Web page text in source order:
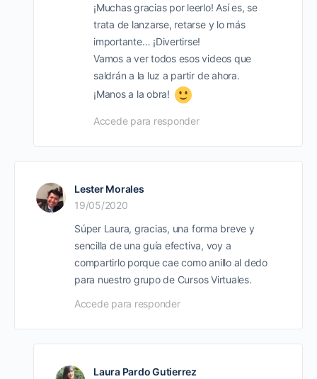
¡Muchas gracias por leerlo! Así es, se
trata de lanzarse, retarse y lo más
importante… ¡Divertirse!
Vamos a ver todos esos videos que
saldrán a la luz a partir de ahora.
¡Manos a la obra!
Accede para responder
Lester Morales
19/05/2020
Súper Laura, gracias, una forma breve y
sencilla de una guía efectiva, voy a
compartirlo porque cae como anillo al dedo
para nuestro grupo de Cursos Virtuales.
Accede para responder
Laura Pardo Gutierrez